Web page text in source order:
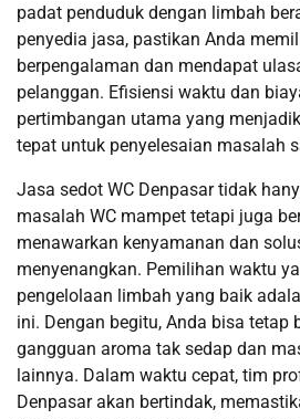
padat penduduk dengan limbah
penyedia jasa, pastikan Anda
berpengalaman dan mendapat
pelanggan. Efisiensi waktu dan
pertimbangan utama yang
tepat untuk penyelesaian masalah
Jasa sedot WC Denpasar tidak
masalah WC mampet tetapi juga
menawarkan kenyamanan dan
menyenangkan. Pemilihan waktu
pengelolaan limbah yang baik
ini. Dengan begitu, Anda bisa tetap
gangguan aroma tak sedap dan
lainnya. Dalam waktu cepat, tim
Denpasar akan bertindak,